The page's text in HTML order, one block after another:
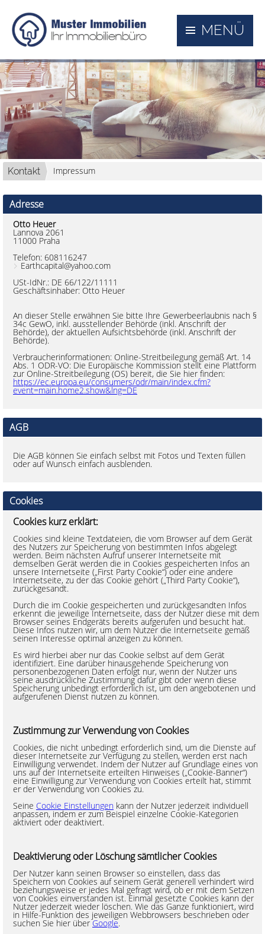
MENÜ
Kontakt Impressum
Adresse
Otto Heuer
Lannova 2061
11000 Praha
Telefon: 608116247
Earthcapital@yahoo.com
USt-IdNr.: DE 66/122/11111
Geschäftsinhaber: Otto Heuer
An dieser Stelle erwähnen Sie bitte Ihre Gewerbeerlaubnis nach §
34c GewO, inkl. ausstellender Behörde (inkl. Anschrift der
Behörde), der aktuellen Aufsichtsbehörde (inkl. Anschrift der
Behörde).
Verbraucherinformationen: Online-Streitbeilegung gemäß Art. 14
Abs. 1 ODR-VO: Die Europäische Kommission stellt eine Plattform
zur Online-Streitbeilegung (OS) bereit, die Sie hier finden:
https://ec.europa.eu/consumers/odr/main/index.cfm?
event=main.home2.show&lng=DE
AGB
Die AGB können Sie einfach selbst mit Fotos und Texten füllen
oder auf Wunsch einfach ausblenden.
Cookies
Cookies kurz erklärt:
Cookies sind kleine Textdateien, die vom Browser auf dem Gerät
des Nutzers zur Speicherung von bestimmten Infos abgelegt
werden. Beim nächsten Aufruf unserer Internetseite mit
demselben Gerät werden die in Cookies gespeicherten Infos an
unsere Internetseite („First Party Cookie“) oder eine andere
Internetseite, zu der das Cookie gehört („Third Party Cookie“),
zurückgesandt.
Durch die im Cookie gespeicherten und zurückgesandten Infos
erkennt die jeweilige Internetseite, dass der Nutzer diese mit dem
Browser seines Endgeräts bereits aufgerufen und besucht hat.
Diese Infos nutzen wir, um dem Nutzer die Internetseite gemäß
seinen Interesse optimal anzeigen zu können.
Es wird hierbei aber nur das Cookie selbst auf dem Gerät
identifiziert. Eine darüber hinausgehende Speicherung von
personenbezogenen Daten erfolgt nur, wenn der Nutzer uns
seine ausdrückliche Zustimmung dafür gibt oder wenn diese
Speicherung unbedingt erforderlich ist, um den angebotenen und
aufgerufenen Dienst nutzen zu können.
Zustimmung zur Verwendung von Cookies
Cookies, die nicht unbedingt erforderlich sind, um die Dienste auf
dieser Internetseite zur Verfügung zu stellen, werden erst nach
Einwilligung verwendet. Indem der Nutzer auf Grundlage eines von
uns auf der Internetseite erteilten Hinweises („Cookie-Banner“)
eine Einwilligung zur Verwendung von Cookies erteilt hat, stimmt
er der Verwendung von Cookies zu.
Seine Cookie Einstellungen kann der Nutzer jederzeit individuell
anpassen, indem er zum Beispiel einzelne Cookie-Kategorien
aktiviert oder deaktiviert.
Deaktivierung oder Löschung sämtlicher Cookies
Der Nutzer kann seinen Browser so einstellen, dass das
Speichern von Cookies auf seinem Gerät generell verhindert wird
beziehungsweise er jedes Mal gefragt wird, ob er mit dem Setzen
von Cookies einverstanden ist. Einmal gesetzte Cookies kann der
Nutzer jederzeit wieder löschen. Wie das Ganze funktioniert, wird
in Hilfe-Funktion des jeweiligen Webbrowsers beschrieben oder
suchen Sie hier überGoogle.